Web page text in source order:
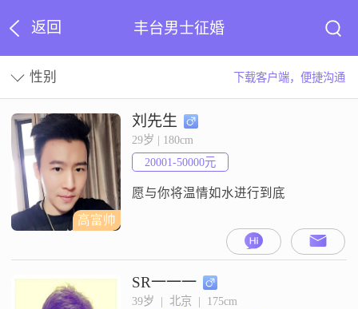
返回 丰台男士征婚
性别 下载客户端，便捷沟通
高富帅
刘先生
29岁 | 180cm
20001-50000元
愿与你将温情如水进行到底
SR一一一
39岁  |  北京  |  175cm